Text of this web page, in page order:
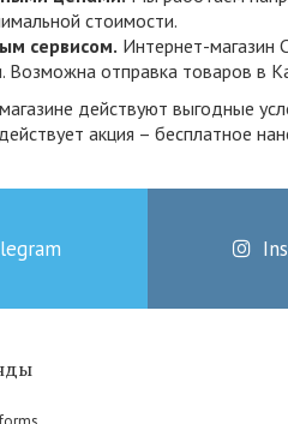
стоимости.
сервисом. Интернет-магазин
Возможна отправка товаров в
действуют выгодные
акция – бесплатное